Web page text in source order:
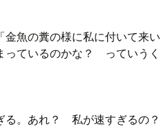
金魚の糞の様に私に付いて
っているのかな？ っていうく
る。あれ？ 私が速すぎるの？